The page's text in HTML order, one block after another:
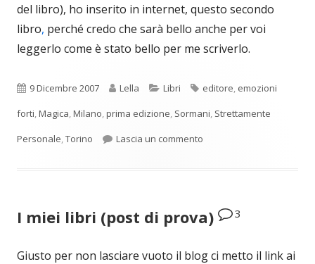
del libro), ho inserito in internet, questo secondo
libro, perché credo che sarà bello anche per voi
leggerlo come è stato bello per me scriverlo.
Pubblicato
9 Dicembre 2007 Autore
Lella Categorie
Libri Tag
editore, emozioni
forti,Magica,Milano,prima edizione, Sormani, Strettamente
Personale,Torino Lascia un commento
I miei libri (post di prova) 3
Giusto per non lasciare vuoto il blog ci metto il link ai